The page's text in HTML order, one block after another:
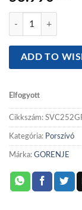
GORENJE
ADD TO
Elfogyott
Cikkszám:
Kategória: Porszívó
Márka: GORENJE